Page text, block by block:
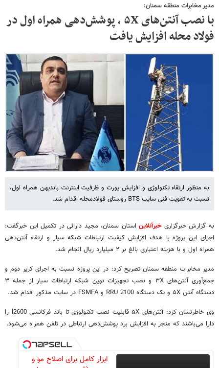
مدیر مخابرات منطقه سمنان:
با نصب آنتن‌های ۵X ، پوشش‌دهی همراه اول در
فولاد محله افزایش یافت
به منظور ارتقاء تکنولوژی و افزایش پورت و ظرفیت اینترنت باندپهن همراه اول،
نسبت به تقویت فنی سایت BTS روستای فولادمحله اقدام شد.
به گزارش خبرگزاریخبرآنلایناستان سمنان، مجید دارائی در تکمیل این خبرگفت:
اجرای این پروژه با هدف افزایش کیفیت ارتباطات شبکه سیار و ارتقاء آنتن‌دهی
همراه اول و با هزینه اعتباری بالغ بر ۲ میلیارد ریال انجام شد.
مدیر مخابرات منطقه سمنان تصریح کرد: در این پروژه نسبت به اجرای کریر دوم و
جمع‌آوری آنتن‌های ۳X و نصب تجهیزات نوین شبکه ارتباطات سیار از جمله ۳
دستگاه آنتن ۵X و یک دستگاه RRU 2100 و FSMFA در سایت مذکور اقدام شد.
وی خاطرنشان کرد: آنتن‌های ۵X قابلیت نصب تکنولوژی تا باند فرکانسی l2600 را
دارا می‌باشند که منجر به افزایش برد پوشش‌دهی ارتباطی در تلفن همراه می‌شود.
ابزار کامل برای اصلاح مو و